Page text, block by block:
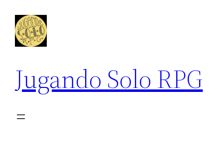
contenido
Jugando Solo RPG